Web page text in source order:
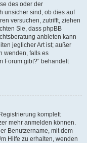
des oder der
unsicher sind, ob dies auf
versuchen, zutrifft, ziehen
Sie, dass phpBB
anbieten kann
jeglicher Art ist; außer
wenden, falls es
Forum gibt?“ behandelt
komplett
mehr anmelden können.
Benutzername, mit dem
Hilfe zu erhalten, wenden